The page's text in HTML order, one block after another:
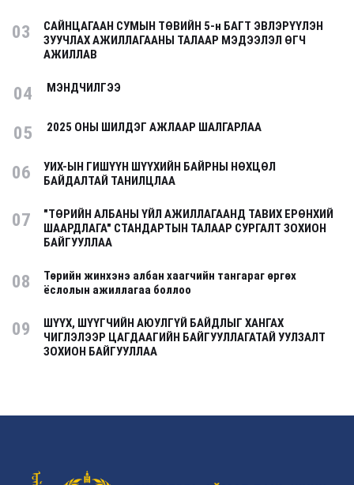
03
САЙНЦАГААН СУМЫН ТӨВИЙН 5-н БАГТ ЭВЛЭРҮҮЛЭН
ЗУУЧЛАХ АЖИЛЛАГААНЫ ТАЛААР МЭДЭЭЛЭЛ ӨГЧ
АЖИЛЛАВ
04 МЭНДЧИЛГЭЭ
05 2025 ОНЫ ШИЛДЭГ АЖЛААР ШАЛГАРЛАА
06
УИХ-ЫН ГИШҮҮН ШҮҮХИЙН БАЙРНЫ НӨХЦӨЛ
БАЙДАЛТАЙ ТАНИЛЦЛАА
07
"ТӨРИЙН АЛБАНЫ ҮЙЛ АЖИЛЛАГААНД ТАВИХ ЕРӨНХИЙ
ШААРДЛАГА" СТАНДАРТЫН ТАЛААР СУРГАЛТ ЗОХИОН
БАЙГУУЛЛАА
08
Төрийн жинхэнэ албан хаагчийн тангараг өргөх
ёслолын ажиллагаа боллоо
09
ШҮҮХ, ШҮҮГЧИЙН АЮУЛГҮЙ БАЙДЛЫГ ХАНГАХ
ЧИГЛЭЛЭЭР ЦАГДААГИЙН БАЙГУУЛЛАГАТАЙ УУЛЗАЛТ
ЗОХИОН БАЙГУУЛЛАА